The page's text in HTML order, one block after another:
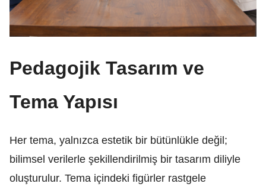
Pedagojik Tasarım ve
Tema Yapısı
Her tema, yalnızca estetik bir bütünlükle değil;
bilimsel verilerle şekillendirilmiş bir tasarım diliyle
oluşturulur. Tema içindeki figürler rastgele